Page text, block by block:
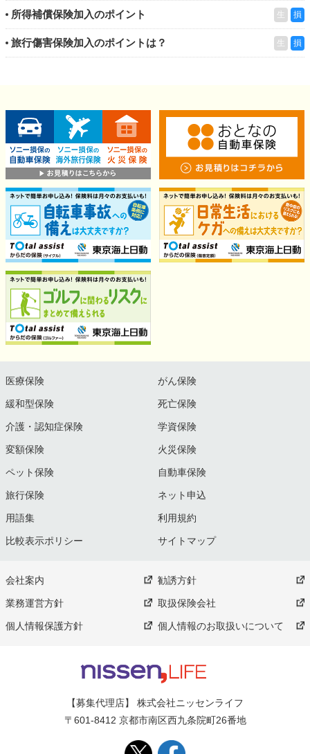
所得補償保険加入のポイント 生 損
旅行傷害保険加入のポイントは？ 生 損
医療保険 がん保険
緩和型保険 死亡保険
介護・認知症保険 学資保険
変額保険 火災保険
ペット保険 自動車保険
旅行保険 ネット申込
用語集 利用規約
比較表示ポリシー サイトマップ
会社案内 勧誘方針
業務運営方針 取扱保険会社
個人情報保護方針 個人情報のお取扱いについて
【募集代理店】 株式会社ニッセンライフ
〒601-8412 京都市南区西九条院町26番地